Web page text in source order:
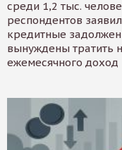
среди 1,2 тыс.
респондентов
кредитные
вынуждены тратить
ежемесячного доход